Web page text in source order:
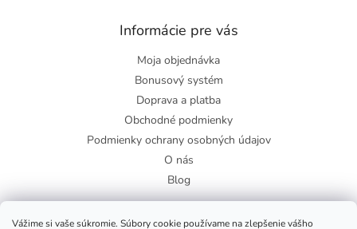
Vážime si vaše súkromie. Súbory cookie používame na zlepšenie vášho
Informácie pre vás
Moja objednávka
Bonusový systém
Doprava a platba
Obchodné podmienky
Podmienky ochrany osobných údajov
O nás
Blog